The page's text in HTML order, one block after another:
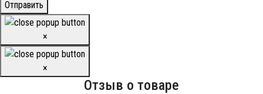
Отправить
×
×
Отзыв о товаре